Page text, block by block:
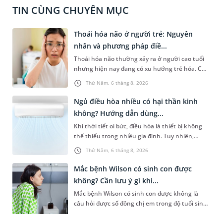
TIN CÙNG CHUYÊN MỤC
Thứ Năm, 6 tháng 8, 2026
Thoái hóa não ở người trẻ: Nguyên
nhân và phương pháp điề...
Thoái hóa não thường xảy ra ở người cao tuổi
nhưng hiện nay đang có xu hướng trẻ hóa. Các
yếu tố như căng thẳng kéo dài, lối sống thiếu
lành mạnh, bệnh lý thần kinh, chấn thương,...
là nguyên nhân phổ biến dẫn đến thoái hóa
não ở người trẻ. Bài viết sau sẽ cùng bạn tìm
hiểu cụ thể căn nguyên, cách thức chẩn đoán
và điều trị bệnh lý này để hạn chế nguy cơ tổn
thương não không thể phục hồi.
Thứ Năm, 6 tháng 8, 2026
Ngủ điều hòa nhiều có hại thần kinh
không? Hướng dẫn dùng...
Khi thời tiết oi bức, điều hòa là thiết bị không
thể thiếu trong nhiều gia đình. Tuy nhiên,
nhiều người lo ngại rằng việc ngủ trong phòng
điều hòa mỗi đêm có thể gây ảnh hưởng đến
hệ thần kinh, làm tê bì tay chân, đau đầu hoặc
thậm chí tăng nguy cơ đột quỵ. Vậy ngủ điều
hòa nhiều có hại thần kinh không? Bài viết
dưới đây sẽ giúp bạn hiểu rõ những ảnh hưởng
của việc ngủ điều hòa và biết cách sử dụng điều
Mắc bệnh Wilson có sinh con được
không? Cần lưu ý gì khi...
Mắc bệnh Wilson có sinh con được không là
câu hỏi được số đông chị em trong độ tuổi sinh